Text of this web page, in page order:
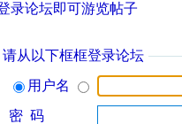
录论坛即可游览帖子
请从以下框框登录论坛
用户名
密 码